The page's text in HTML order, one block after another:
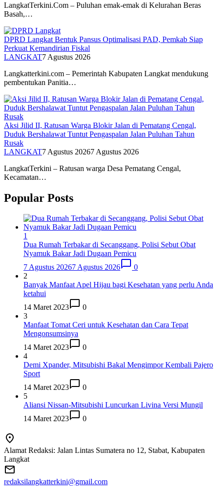
LangkatTerkini.Com – Puluhan emak-emak di Kelurahan Beras
Basah,…
DPRD Langkat Bentuk Pansus Optimalisasi PAD, Pemkab Siap
Perkuat Kemandirian Fiskal
LANGKAT7 Agustus 2026
Langkatterkini.com – Pemerintah Kabupaten Langkat mendukung
pembentukan Panitia…
Aksi Jilid II, Ratusan Warga Blokir Jalan di Pematang Cengal,
Duduk Bershalawat Tuntut Pengaspalan Jalan Puluhan Tahun
Rusak
LANGKAT7 Agustus 20267 Agustus 2026
LangkatTerkini – Ratusan warga Desa Pematang Cengal,
Kecamatan…
Popular Posts
1
Dua Rumah Terbakar di Secanggang, Polisi Sebut Obat
Nyamuk Bakar Jadi Dugaan Pemicu
7 Agustus 20267 Agustus 2026
0
2
Banyak Manfaat Apel Hijau bagi Kesehatan yang perlu Anda
ketahui
14 Maret 2023
0
3
Manfaat Tomat Ceri untuk Kesehatan dan Cara Tepat
Mengonsumsinya
14 Maret 2023
0
4
Demi Xpander, Mitsubishi Bakal Mengimpor Kembali Pajero
Sport
14 Maret 2023
0
5
Aliansi Nissan-Mitsubishi Luncurkan Livina Versi Mungil
14 Maret 2023
0
Alamat Redaksi: Jalan Lintas Sumatera no 12, Stabat, Kabupaten
Langkat
redaksilangkatterkini@gmail.com